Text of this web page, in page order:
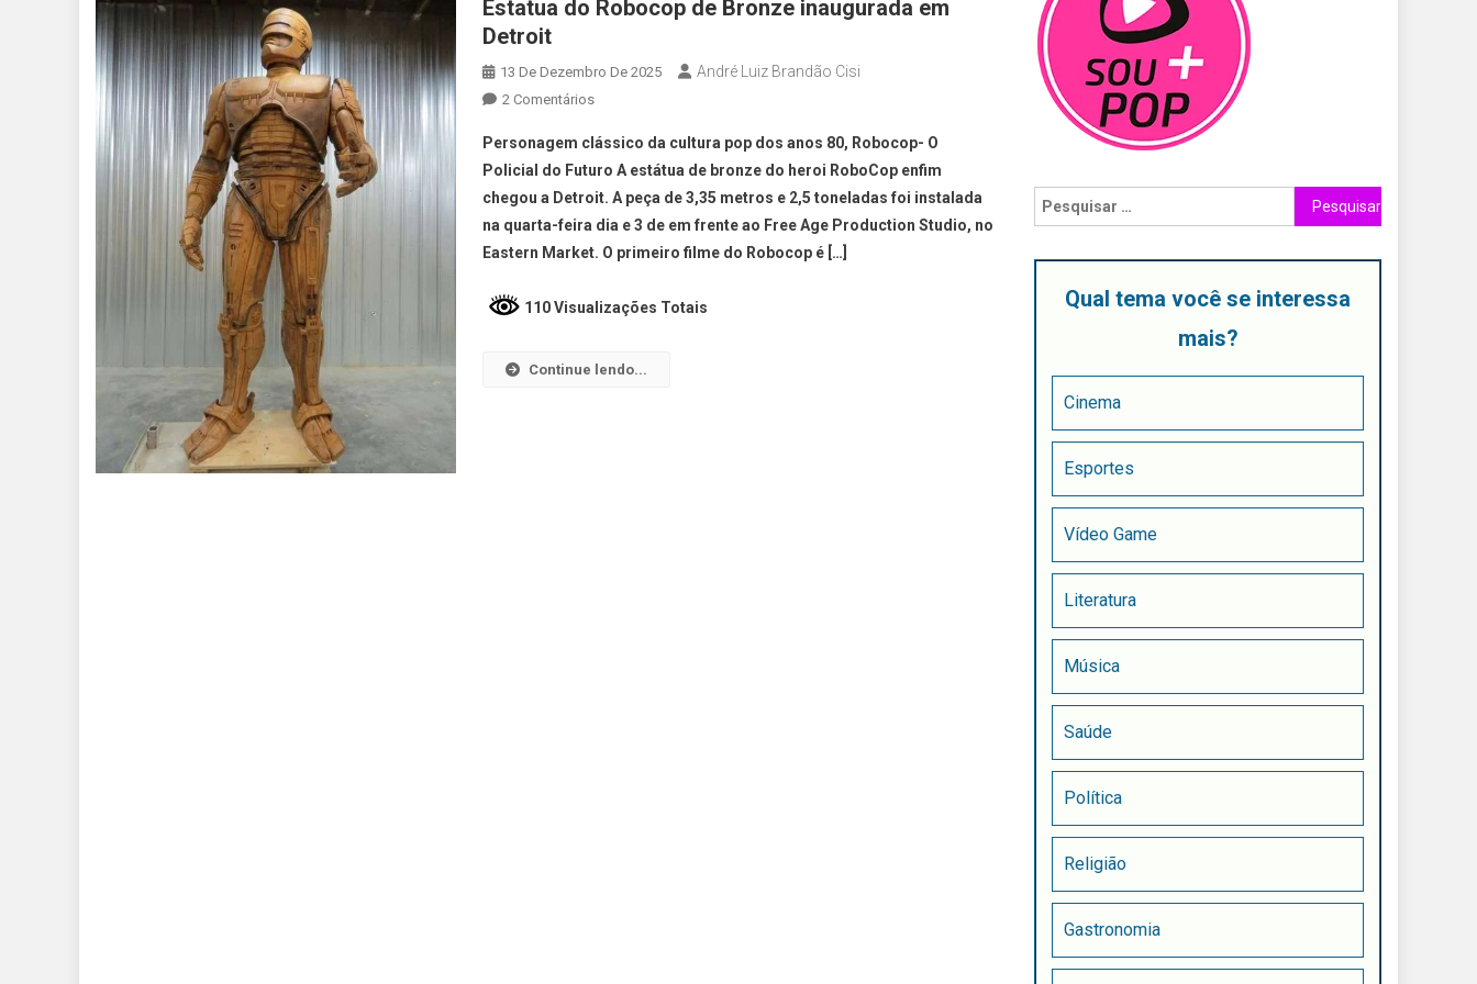
Estatua do Robocop de Bronze inaugurada em
Detroit
13 De Dezembro De 2025 André Luiz Brandão Cisi
2 Comentários
Personagem clássico da cultura pop dos anos 80, Robocop- O
Policial do Futuro A estátua de bronze do heroi RoboCop enfim
chegou a Detroit. A peça de 3,35 metros e 2,5 toneladas foi instalada
na quarta-feira dia e 3 de em frente ao Free Age Production Studio, no
Eastern Market. O primeiro filme do Robocop é […]
110 Visualizações Totais
Continue lendo...
Qual tema você se interessa
mais?
Cinema
Esportes
Vídeo Game
Literatura
Música
Saúde
Política
Religião
Gastronomia